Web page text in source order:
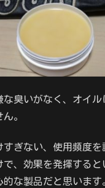
な臭いがなく、オイル
。
すぎない、使用頻度
で、効果を発揮する
な製品だと思います